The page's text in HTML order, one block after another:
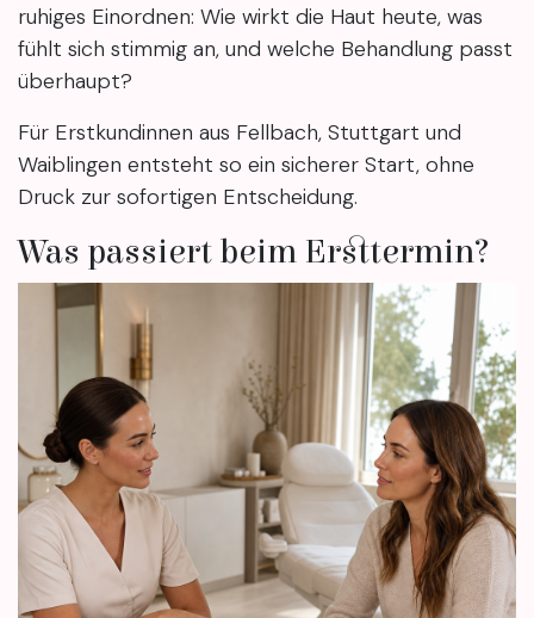
ruhiges Einordnen: Wie wirkt die Haut heute, was
fühlt sich stimmig an, und welche Behandlung passt
überhaupt?
Für Erstkundinnen aus Fellbach, Stuttgart und
Waiblingen entsteht so ein sicherer Start, ohne
Druck zur sofortigen Entscheidung.
Was passiert beim Ersttermin?